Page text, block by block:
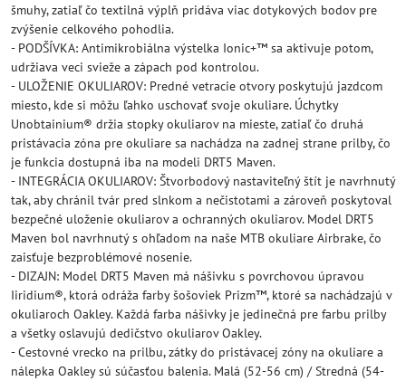
šmuhy, zatiaľ čo textilná výplň pridáva viac dotykových bodov pre
zvýšenie celkového pohodlia.
- PODŠÍVKA: Antimikrobiálna výstelka Ionic+™ sa aktivuje potom,
udržiava veci svieže a zápach pod kontrolou.
- ULOŽENIE OKULIAROV: Predné vetracie otvory poskytujú jazdcom
miesto, kde si môžu ľahko uschovať svoje okuliare. Úchytky
Unobtainium® držia stopky okuliarov na mieste, zatiaľ čo druhá
pristávacia zóna pre okuliare sa nachádza na zadnej strane prilby, čo
je funkcia dostupná iba na modeli DRT5 Maven.
- INTEGRÁCIA OKULIAROV: Štvorbodový nastaviteľný štít je navrhnutý
tak, aby chránil tvár pred slnkom a nečistotami a zároveň poskytoval
bezpečné uloženie okuliarov a ochranných okuliarov. Model DRT5
Maven bol navrhnutý s ohľadom na naše MTB okuliare Airbrake, čo
zaisťuje bezproblémové nosenie.
- DIZAJN: Model DRT5 Maven má nášivku s povrchovou úpravou
Iiridium®, ktorá odráža farby šošoviek Prizm™, ktoré sa nachádzajú v
okuliaroch Oakley. Každá farba nášivky je jedinečná pre farbu prilby
a všetky oslavujú dedičstvo okuliarov Oakley.
- Cestovné vrecko na prilbu, zátky do pristávacej zóny na okuliare a
nálepka Oakley sú súčasťou balenia. Malá (52-56 cm) / Stredná (54-